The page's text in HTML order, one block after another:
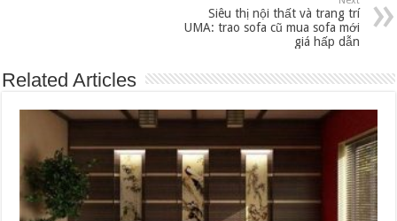
Siêu thị nội thất và trang trí
UMA: trao sofa cũ mua sofa mới
giá hấp dẫn
Related Articles